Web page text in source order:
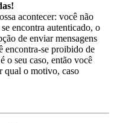
acontecer: você não
encontra autenticado, o
de enviar mensagens
encontra-se proibido de
o seu caso, então você
qual o motivo, caso